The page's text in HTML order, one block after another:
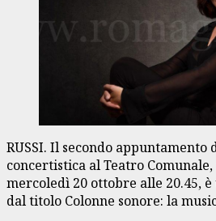
RUSSI. Il secondo appuntamento
concertistica al Teatro
mercoledì 20 ottobre alle 20.45,
dal titolo Colonne sonore: la